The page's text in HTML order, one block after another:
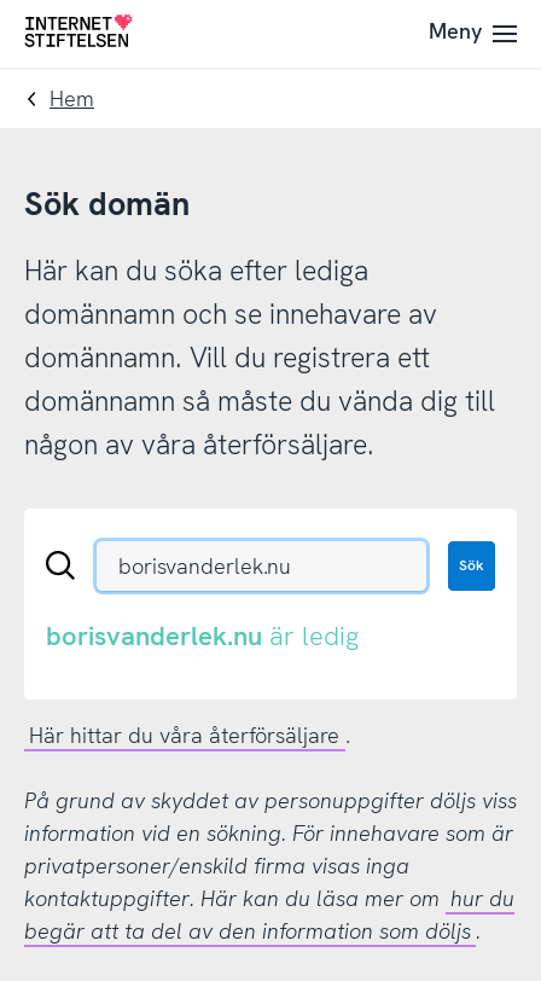
Till
navigering
Till
innehåll
Till
Meny
Hem
Sök domän
Här kan du söka efter lediga
domännamn och se innehavare av
domännamn. Vill du registrera ett
domännamn så måste du vända dig till
någon av våra återförsäljare.
Sök
eller
Sök
borisvanderlek.nu är ledig
Här hittar du våra återförsäljare .
På grund av skyddet av personuppgifter döljs viss
information vid en sökning. För innehavare som är
privatpersoner/enskild firma visas inga
kontaktuppgifter. Här kan du läsa mer om hur du
begär att ta del av den information som döljs .